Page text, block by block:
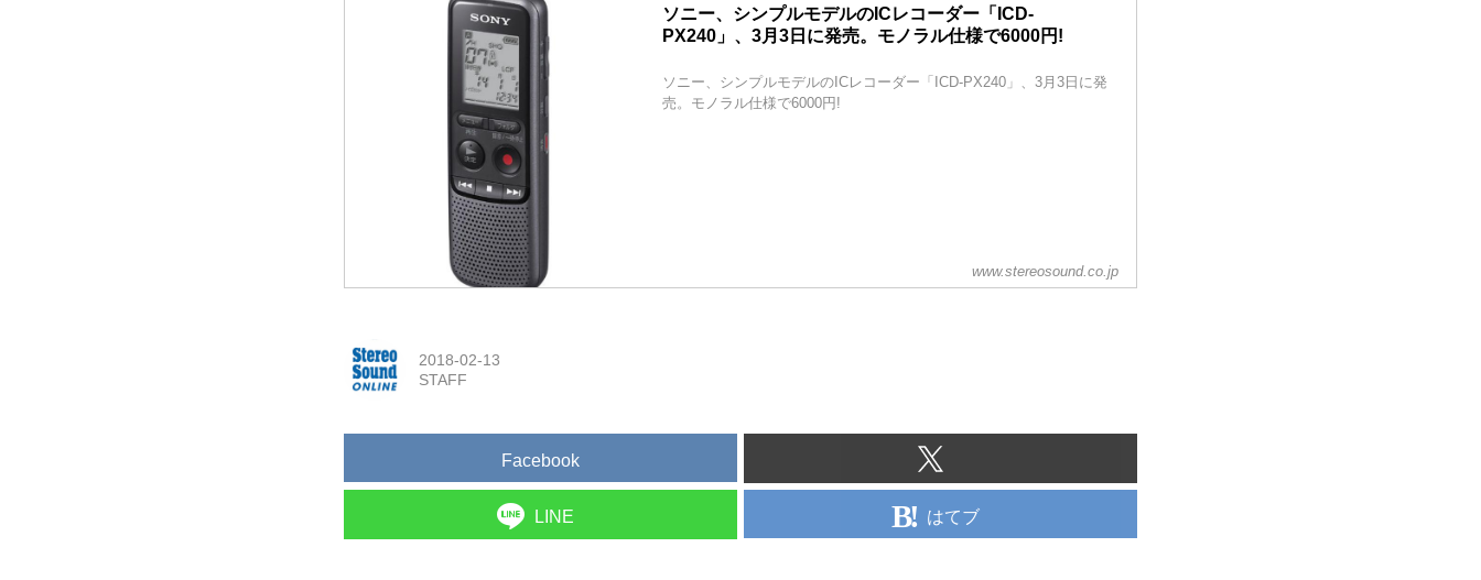
ソニー、シンプルモデルのICレコーダー「ICD-
PX240」、3月3日に発売。モノラル仕様で6000円!
ソニー、シンプルモデルのICレコーダー「ICD-PX240」、3月3日に発
売。モノラル仕様で6000円!
www.stereosound.co.jp
2018-02-13
STAFF
Facebook
LINE はてブ